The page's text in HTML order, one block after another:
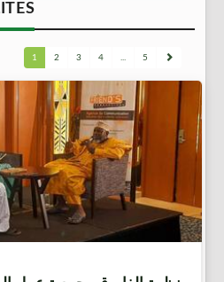
1 2 3 4 ... 5